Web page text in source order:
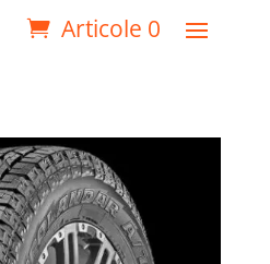
Articole 0